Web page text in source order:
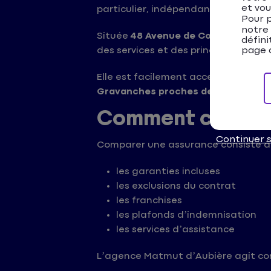
particulier, indépendant ou
Située48 Avenue de Cournon à
des services et des principaux axes
Elle est facilement accessible
Gravanches proches de
Comment
Comparer une assurance consiste
les garanties incluses
les exclusions du contrat
les franchises
les plafonds d’indemnisation
les services d’assistance
L’agence Matmut d’Aubière agit
et
Pour
notre
page
Continuer